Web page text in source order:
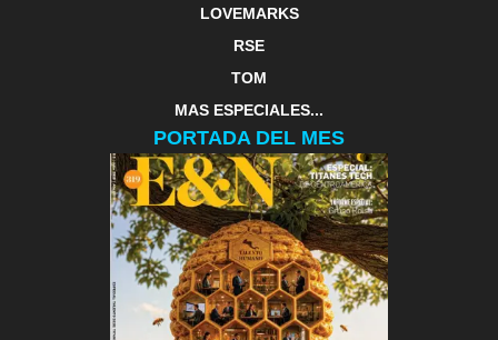
LOVEMARKS
RSE
TOM
MAS ESPECIALES...
PORTADA DEL MES